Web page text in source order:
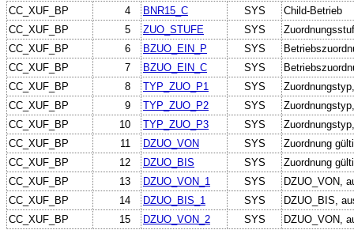
CC_XUF_BP
4 BNR15_C SYS
Child-Betrieb
CC_XUF_BP
5 ZUO_STUFE SYS
CC_XUF_BP
6 BZUO_EIN_P SYS
CC_XUF_BP
7 BZUO_EIN_C SYS
CC_XUF_BP
8 TYP_ZUO_P1 SYS
CC_XUF_BP
9 TYP_ZUO_P2 SYS
CC_XUF_BP
10 TYP_ZUO_P3 SYS
CC_XUF_BP
11 DZUO_VON SYS
Zuordnung
CC_XUF_BP
12 DZUO_BIS SYS
Zuordnung
CC_XUF_BP
13 DZUO_VON_1 SYS
DZUO_VON,
CC_XUF_BP
14 DZUO_BIS_1 SYS
DZUO_BIS,
CC_XUF_BP
15 DZUO_VON_2 SYS
DZUO_VON,